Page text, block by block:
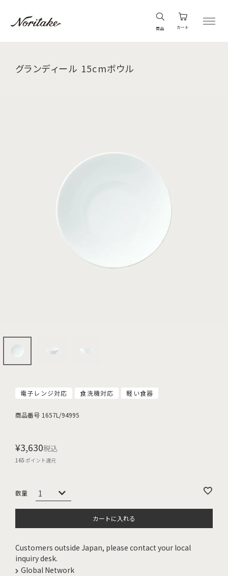
商品 カート
グランディール 15cmボウル
電子レンジ対応 食洗機対応 軽い食器
商品番号 1657L/94995
¥3,630税込
165ポイント還元
カートに入れる
Customers outside Japan, please contact your local
inquiry desk.
Global Network